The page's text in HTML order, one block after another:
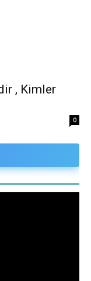
, Kimler
0